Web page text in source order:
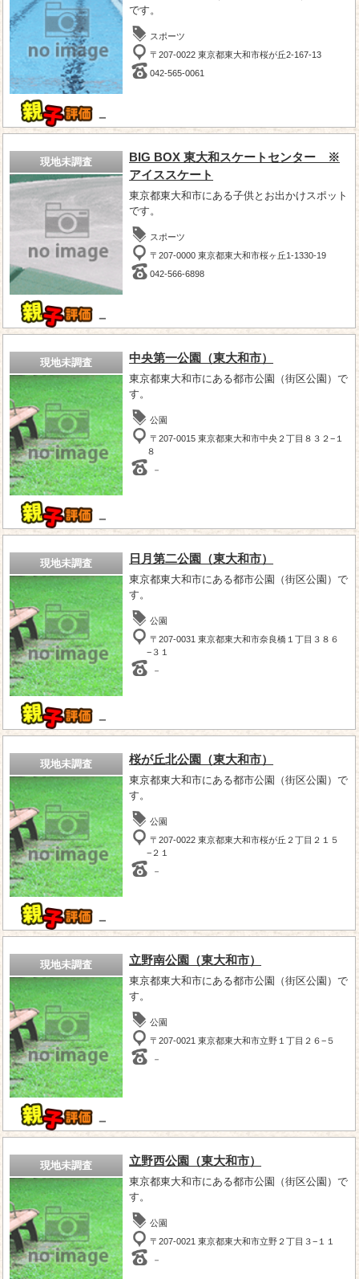
－
です。
スポーツ
〒207-0022 東京都東大和市桜が丘2-167-13
042-565-0061
現地未調査
－
BIG BOX 東大和スケートセンター ※
アイススケート
東京都東大和市にある子供とお出かけスポット
です。
スポーツ
〒207-0000 東京都東大和市桜ヶ丘1-1330-19
042-566-6898
現地未調査
－
中央第一公園（東大和市）
東京都東大和市にある都市公園（街区公園）で
す。
公園
〒207-0015 東京都東大和市中央２丁目８３２−１
８
－
現地未調査
－
日月第二公園（東大和市）
東京都東大和市にある都市公園（街区公園）で
す。
公園
〒207-0031 東京都東大和市奈良橋１丁目３８６
−３１
－
現地未調査
－
桜が丘北公園（東大和市）
東京都東大和市にある都市公園（街区公園）で
す。
公園
〒207-0022 東京都東大和市桜が丘２丁目２１５
−２１
－
現地未調査
－
立野南公園（東大和市）
東京都東大和市にある都市公園（街区公園）で
す。
公園
〒207-0021 東京都東大和市立野１丁目２６−５
－
現地未調査 立野西公園（東大和市）
東京都東大和市にある都市公園（街区公園）で
す。
公園
〒207-0021 東京都東大和市立野２丁目３−１１
－